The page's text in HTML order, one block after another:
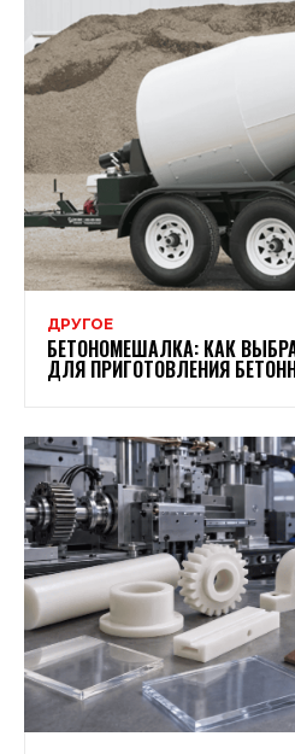
ДРУГОЕ
БЕТОНОМЕШАЛКА: КАК
ДЛЯ ПРИГОТОВЛЕНИЯ